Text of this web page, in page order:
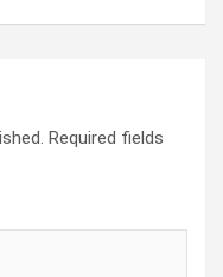
Required fields